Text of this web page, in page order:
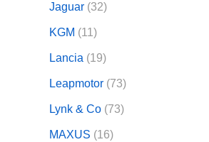
Jaguar (32)
KGM (11)
Lancia (19)
Leapmotor (73)
Lynk & Co (73)
MAXUS (16)